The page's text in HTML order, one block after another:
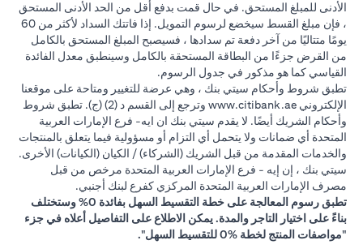
الأدنى للمبلغ المستحق. في حال قمت بدفع أقل من الحد الأدنى المستحق
، فإن مبلغ القسط سيخضع لرسوم التمويل. إذا فاتتك السداد لأكثر من 60
يومًا متتاليًا من آخر دفعة تم سدادها ، فسيصبح المبلغ المستحق بالكامل
من القرض جزءًا من البطاقة المستحقة بالكامل وسينطبق معدل الفائدة
القياسي كما هو مذكور في جدول الرسوم.
تطبق شروط وأحكام سيتي بنك ، وهي عرضة للتغيير ومتاحة على موقعنا
الإلكتروني www.citibank.ae
(opens in a new tab)
وترجع إلى القسم د (2) (ج). تطبق شروط
وأحكام الشريك أيضًا. لا يقدم سيتي بنك ان ايه- فرع الإمارات العربية
المتحدة أي ضمانات ولا يتحمل أي التزام أو مسؤولية فيما يتعلق بالمنتجات
والخدمات المقدمة من قبل الشريك (الشركاء) / الكيان (الكيانات) الأخرى.
سيتي بنك ، إن إيه - فرع الإمارات العربية المتحدة مرخص من قبل
مصرف الإمارات العربية المتحدة المركزي كفرع لبنك أجنبي.
تطبق رسوم المعالجة على خطة التقسيط السهل بفائدة 0% وستختلف
بناءً على اختيار التاجر والمدة. يمكن الاطلاع على التفاصيل أعلاه في جزء
"مواصفات المنتج لخطة %0 للتقسيط السهل".